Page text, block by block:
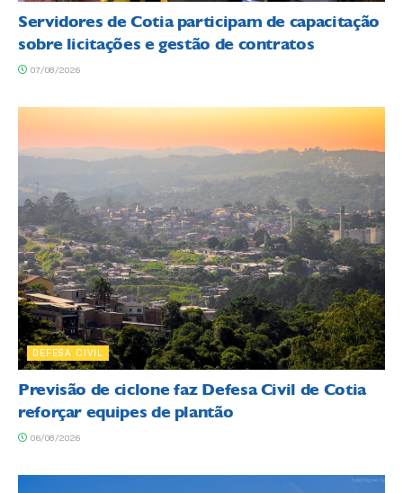
Servidores de Cotia participam de capacitação
sobre licitações e gestão de contratos
07/08/2026
DEFESA CIVIL
Previsão de ciclone faz Defesa Civil de Cotia
reforçar equipes de plantão
06/08/2026